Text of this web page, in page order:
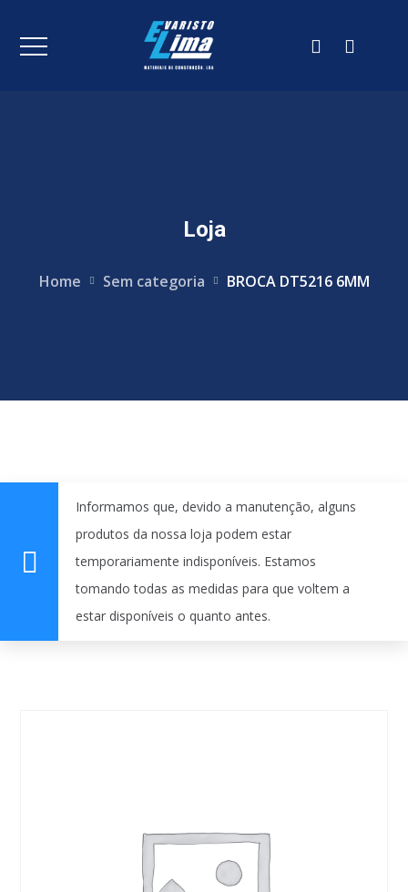
Loja
Home Sem categoria BROCA DT5216 6MM
Informamos que, devido a manutenção, alguns
produtos da nossa loja podem estar
temporariamente indisponíveis. Estamos
tomando todas as medidas para que voltem a
estar disponíveis o quanto antes.